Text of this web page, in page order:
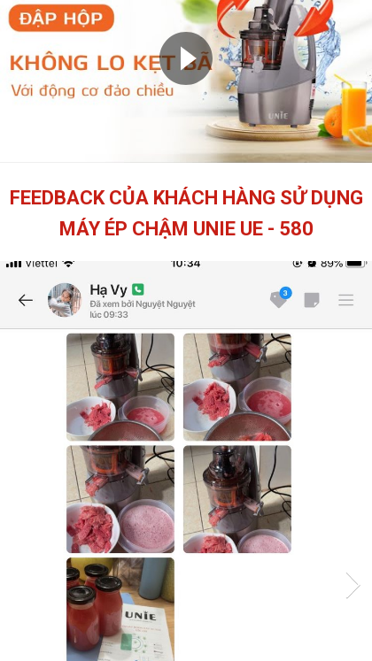
FEEDBACK CỦA KHÁCH HÀNG SỬ DỤNG
MÁY ÉP CHẬM UNIE UE - 580